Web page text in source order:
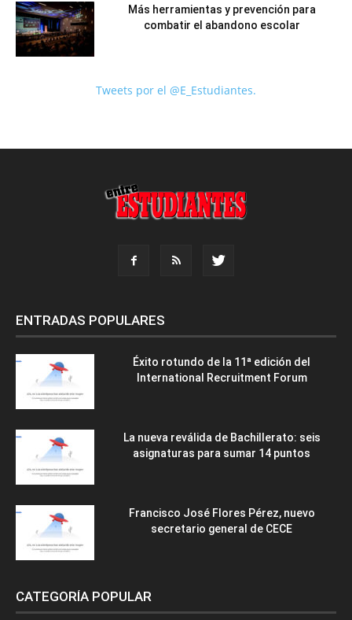
Más herramientas y prevención para
combatir el abandono escolar
Tweets por el @E_Estudiantes.
ENTRADAS POPULARES
Éxito rotundo de la 11ª edición del
International Recruitment Forum
La nueva reválida de Bachillerato: seis
asignaturas para sumar 14 puntos
Francisco José Flores Pérez, nuevo
secretario general de CECE
CATEGORÍA POPULAR